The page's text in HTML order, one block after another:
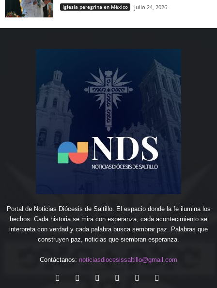
Iglesia peregrina en México julio 24, 2026
Portal de Noticias Diócesis de Saltillo. El espacio donde la fe ilumina los
hechos. Cada historia se mira con esperanza, cada acontecimiento se
interpreta con verdad y cada palabra busca sembrar paz. Palabras que
construyen paz, noticias que siembran esperanza.
Contáctanos: noticiasdiocesissaltillo@gmail.com